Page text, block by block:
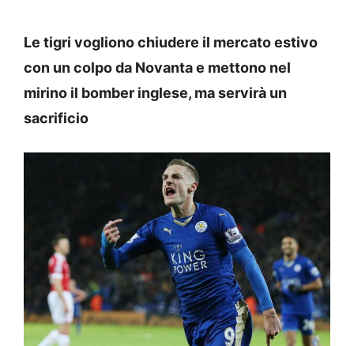
Le tigri vogliono chiudere il mercato estivo
con un colpo da Novanta e mettono nel
mirino il bomber inglese, ma servirà un
sacrificio